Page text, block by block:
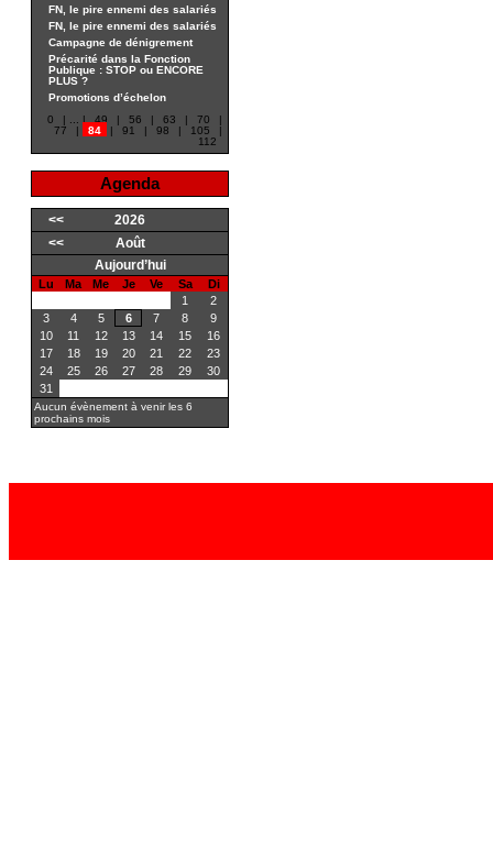
FN, le pire ennemi des salariés
FN, le pire ennemi des salariés
Campagne de dénigrement
Précarité dans la Fonction
Publique : STOP ou ENCORE
PLUS ?
Promotions d’échelon
0
| | 49 | 56 | 63 | 70
|
77
| 84 | 91 | 98 | 105
|
112
Agenda
<<
2026
<<
Août
Aujourd’hui
Lu Ma Me Je Ve Sa
Di
1
2
3
4 5 6 7 8
9
10
11 12 13 14 15
16
17
18 19 20 21 22
23
24
25 26 27 28 29
30
31
Aucun évènement à venir les 6
prochains mois